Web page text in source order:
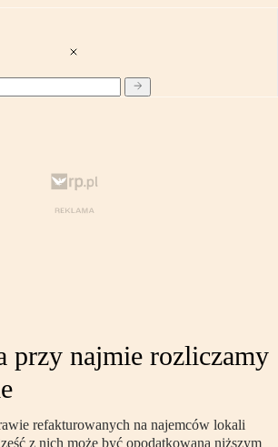
przy najmie rozliczamy
refakturowanych na najemców lokali
z nich może być opodatkowana niższym